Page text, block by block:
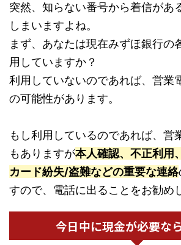
突然、知らない番号から着信があ
しまいますよね。
まず、あなたは現在みずほ銀行の
用していますか？
利用していないのであれば、営業
の可能性があります。
もし利用しているのであれば、営
もありますが本人確認、不正利用
カード紛失/盗難などの重要な連絡
すので、電話に出ることをお勧め
今日中に現金が必要な